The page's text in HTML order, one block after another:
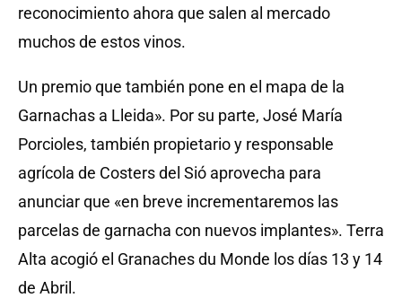
reconocimiento ahora que salen al mercado
muchos de estos vinos.
Un premio que también pone en el mapa de la
Garnachas a Lleida». Por su parte, José María
Porcioles, también propietario y responsable
agrícola de Costers del Sió aprovecha para
anunciar que «en breve incrementaremos las
parcelas de garnacha con nuevos implantes». Terra
Alta acogió el Granaches du Monde los días 13 y 14
de Abril.